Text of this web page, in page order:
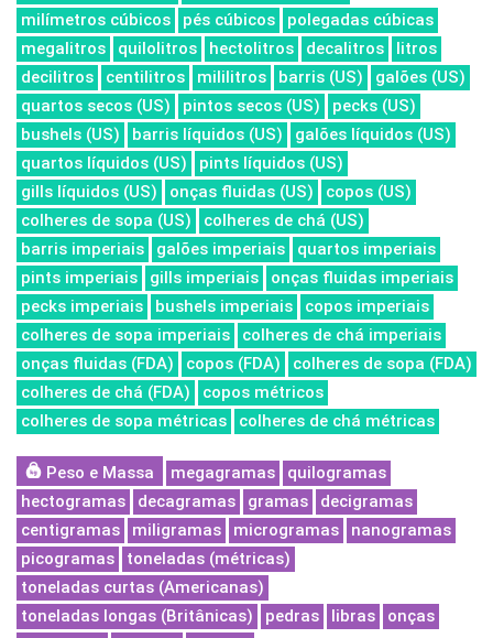
milímetros cúbicos
pés cúbicos
polegadas cúbicas
megalitros
quilolitros hectolitros decalitros
litros
decilitros
centilitros mililitros barris (US)
galões (US)
quartos secos (US)
pintos secos (US)
pecks (US)
bushels (US)
barris líquidos (US)
galões líquidos (US)
quartos líquidos (US)
pints líquidos (US)
gills líquidos (US)
onças fluidas (US)
copos (US)
colheres de sopa (US)
colheres de chá (US)
barris imperiais
galões imperiais
quartos imperiais
pints imperiais
gills imperiais
onças fluidas imperiais
pecks imperiais
bushels imperiais
copos imperiais
colheres de sopa imperiais
colheres de chá imperiais
onças fluidas (FDA)
copos (FDA)
colheres de sopa (FDA)
colheres de chá (FDA)
copos métricos
colheres de sopa métricas
colheres de chá métricas
Peso e Massa megagramas
quilogramas
hectogramas
decagramas gramas
decigramas
centigramas
miligramas microgramas
nanogramas
picogramas
toneladas (métricas)
toneladas curtas (Americanas)
toneladas longas (Britânicas)
pedras libras
onças